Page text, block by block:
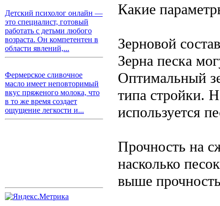
Детский психолог онлайн —
это специалист, готовый
работать с детьми любого
возраста. Он компетентен в
области явлений,...
Фермерское сливочное
масло имеет неповторимый
вкус пряженого молока, что
в то же время создает
ощущение легкости и...
Какие
Зерновой
Зерна песка
Оптимальный
типа стройки.
используется
Прочность на
насколько
выше